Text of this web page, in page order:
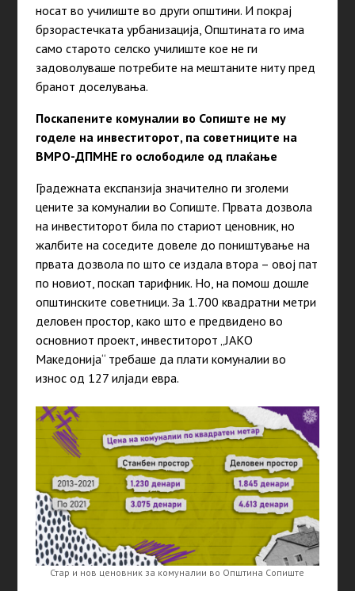
носат во училиште во други општини. И покрај
брзорастечката урбанизација, Општината го има
само старото селско училиште кое не ги
задоволуваше потребите на мештаните ниту пред
бранот доселувања.
Поскапените комуналии во Сопиште не му
годеле на инвеститорот, па советниците на
ВМРО-ДПМНЕ го ослободиле од плаќање
Градежната експанзија значително ги зголеми
цените за комуналии во Сопиште. Првата дозвола
на инвеститорот била по стариот ценовник, но
жалбите на соседите довеле до поништување на
првата дозвола по што се издала втора – овој пат
по новиот, поскап тарифник. Но, на помош дошле
општинските советници. За 1.700 квадратни метри
деловен простор, како што е предвидено во
основниот проект, инвеститорот „ЈАКО
Македонија“ требаше да плати комуналии во
износ од 127 илјади евра.
Стар и нов ценовник за комуналии во Општина Сопиште